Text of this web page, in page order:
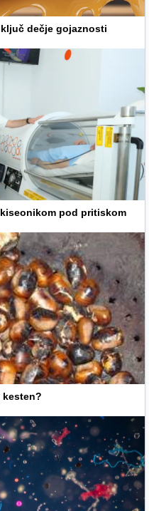
dečje gojaznosti
pod pritiskom
kesten?